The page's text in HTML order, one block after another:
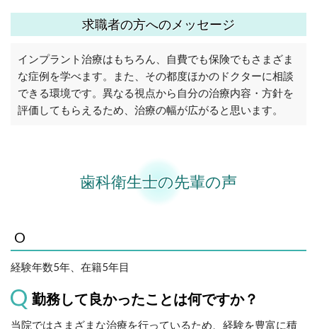
求職者の方へのメッセージ
インプラント治療はもちろん、自費でも保険でもさまざま
な症例を学べます。また、その都度ほかのドクターに相談
できる環境です。異なる視点から自分の治療内容・方針を
評価してもらえるため、治療の幅が広がると思います。
歯科衛生士の先輩の声
O
経験年数5年、在籍5年目
勤務して良かったことは何ですか？
当院ではさまざまな治療を行っているため、経験を豊富に積